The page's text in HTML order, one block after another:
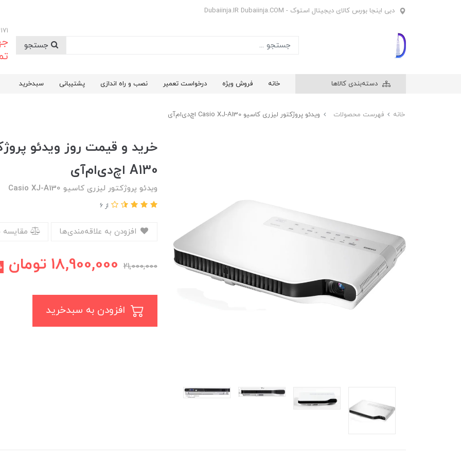
دبی اینجا بورس کالای دیجیتال استوک - Dubaiinja.IR Dubaiinja.COM
دسته‌بندی کالاها خانه فروش ویژه درخواست تعمیر نصب و راه اندازی پشتیبانی سبدخرید
خانه فهرست محصولات ویدئو پروژکتور لیزری کاسیو Casio XJ-A130 اچ‌دی‌ام‌آی
A130 اچ‌دی‌ام‌آی
ویدئو پروژکتور لیزری کاسیو Casio XJ-A130
از 6
21,000,000
18,900,000 تومان